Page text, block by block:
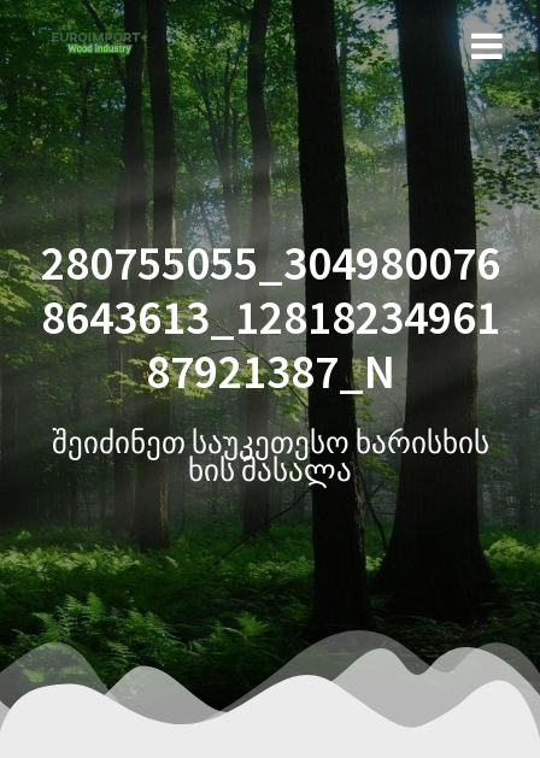
280755055_304980076
8643613_12818234961
87921387_N
შეიძინეთ საუკეთესო ხარისხის
ხის მასალა